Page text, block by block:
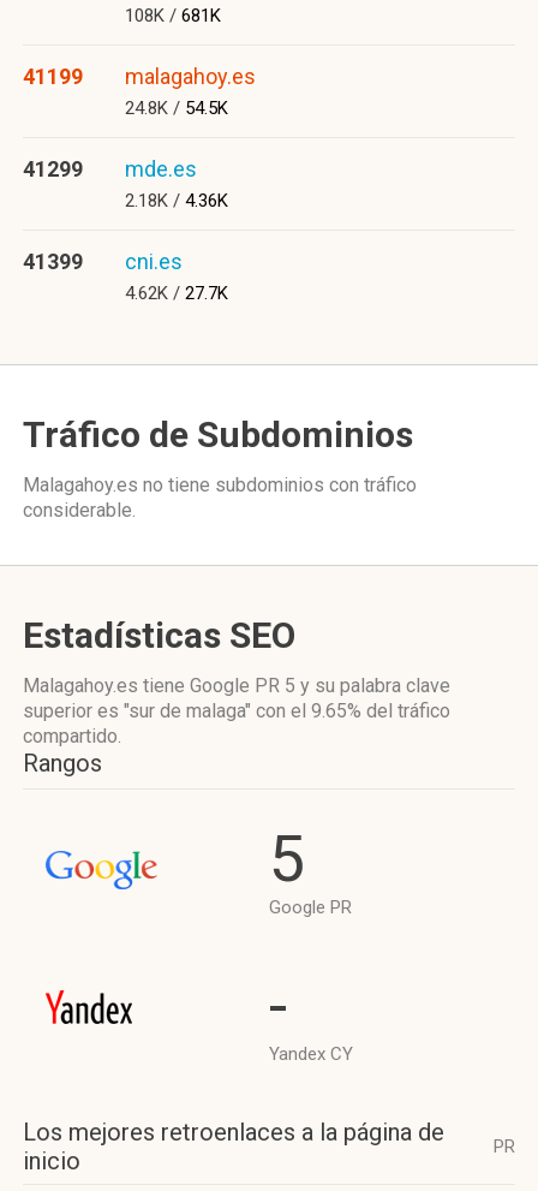
108K / 681K
41199 malagahoy.es
24.8K / 54.5K
41299 mde.es
2.18K / 4.36K
41399 cni.es
4.62K / 27.7K
Tráfico de Subdominios
Malagahoy.es no tiene subdominios con tráfico
considerable.
Estadísticas SEO
Malagahoy.es tiene Google PR 5 y su palabra clave
superior es "sur de malaga" con el 9.65% del tráfico
compartido.
Rangos
5
Google PR
-
Yandex CY
Los mejores retroenlaces a la página de
inicio
PR